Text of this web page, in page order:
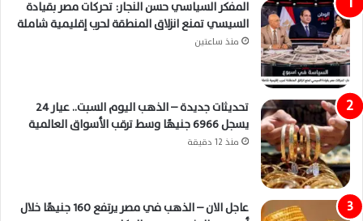
المفكر السياسي حسن النجار: تحركات مصر بقيادة
السيسي تمنع انزلاق المنطقة لحرب إقليمية شاملة
منذ ساعتين
تحديثات جديدة – الذهب اليوم السبت.. عيار 24
يسجل 6966 جنيهًا وسط ترقب الأسواق العالمية
منذ 12 دقيقة
عاجل الان – الذهب في مصر يرتفع 160 جنيهًا خلال